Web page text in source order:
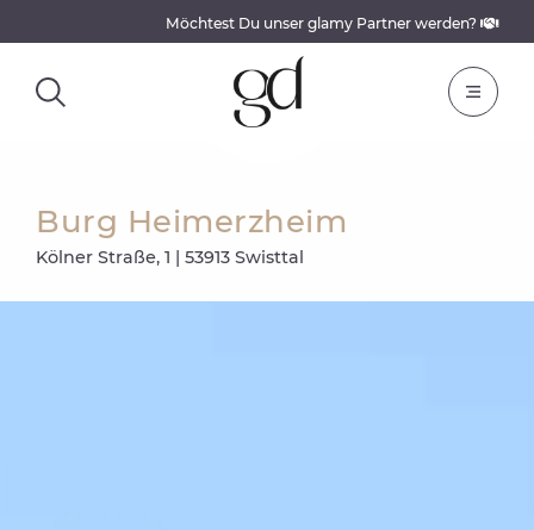
Möchtest Du unser glamy Partner werden?
Burg Heimerzheim
Kölner Straße, 1 | 53913 Swisttal